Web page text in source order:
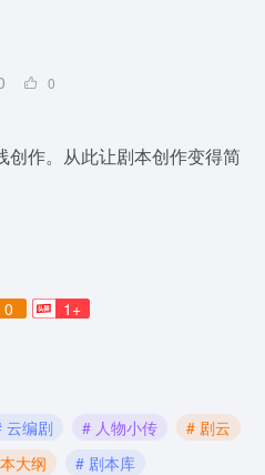
0
作。从此让剧本创作变得简
0 1+
云编剧 # 人物小传
# 剧云
大纲
# 剧本库